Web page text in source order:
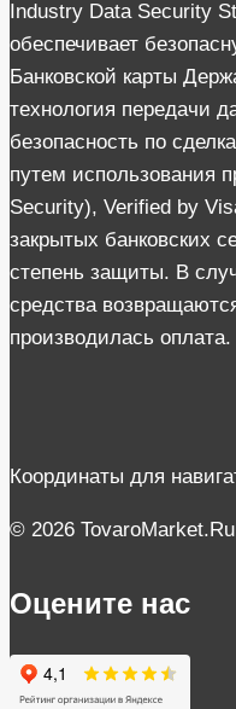
Industry Data Security
обеспечивает
Банковской карты
технология передачи
безопасность по
путем использования
Security), Verified by
закрытых банковских
степень защиты. В
средства
производилась оплата.
Координаты для
© 2026
Оцените нас